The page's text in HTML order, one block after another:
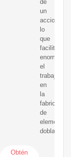
de
un
lo
que
facilita
el
trabajo
en
la
fabricación
de
elementos
doblados.
Obtén